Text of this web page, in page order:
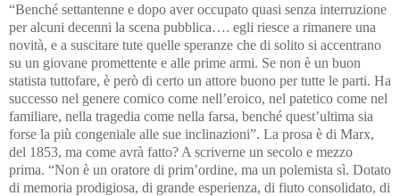
“Benché settantenne e dopo aver occupato quasi senza interruzione
per alcuni decenni la scena pubblica…. egli riesce a rimanere una
novità, e a suscitare tute quelle speranze che di solito si accentrano
su un giovane promettente e alle prime armi. Se non è un buon
statista tuttofare, è però di certo un attore buono per tutte le parti. Ha
successo nel genere comico come nell’eroico, nel patetico come nel
familiare, nella tragedia come nella farsa, benché quest’ultima sia
forse la più congeniale alle sue inclinazioni”. La prosa è di Marx,
del 1853, ma come avrà fatto? A scriverne un secolo e mezzo
prima. “Non è un oratore di prim’ordine, ma un polemista sì. Dotato
di memoria prodigiosa, di grande esperienza, di fiuto consolidato, di